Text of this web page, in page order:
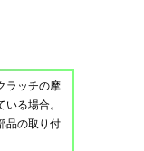
ラッチの摩
る場合。
品の取り付